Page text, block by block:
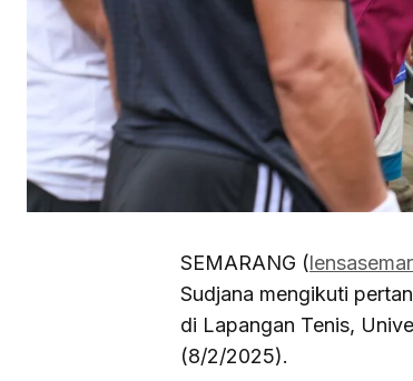
SEMARANG (
Sudjana mengikuti
di Lapangan Tenis,
(8/2/2025).